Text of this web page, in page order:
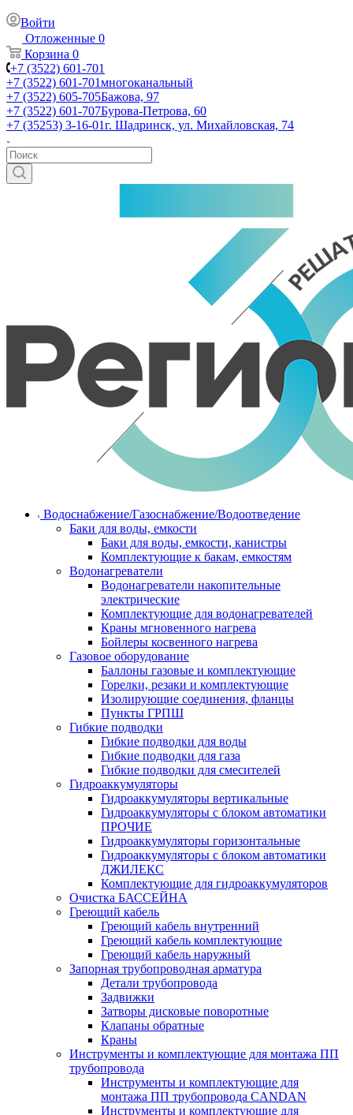
Войти
Отложенные 0
Корзина 0
+7 (3522) 601-701
+7 (3522) 601-701многоканальный
+7 (3522) 605-705Бажова, 97
+7 (3522) 601-707Бурова-Петрова, 60
+7 (35253) 3-16-01г. Шадринск, ул. Михайловская, 74
Водоснабжение/Газоснабжение/Водоотведение
Баки для воды, емкости
Баки для воды, емкости, канистры
Комплектующие к бакам, емкостям
Водонагреватели
Водонагреватели накопительные
электрические
Комплектующие для водонагревателей
Краны мгновенного нагрева
Бойлеры косвенного нагрева
Газовое оборудование
Баллоны газовые и комплектующие
Горелки, резаки и комплектующие
Изолирующие соединения, фланцы
Пункты ГРПШ
Гибкие подводки
Гибкие подводки для воды
Гибкие подводки для газа
Гибкие подводки для смесителей
Гидроаккумуляторы
Гидроаккумуляторы вертикальные
Гидроаккумуляторы с блоком автоматики
ПРОЧИЕ
Гидроаккумуляторы горизонтальные
Гидроаккумуляторы с блоком автоматики
ДЖИЛЕКС
Комплектующие для гидроаккумуляторов
Очистка БАССЕЙНА
Греющий кабель
Греющий кабель внутренний
Греющий кабель комплектующие
Греющий кабель наружный
Запорная трубопроводная арматура
Детали трубопровода
Задвижки
Затворы дисковые поворотные
Клапаны обратные
Краны
Инструменты и комплектующие для монтажа ПП
трубопровода
Инструменты и комплектующие для
монтажа ПП трубопровода CANDAN
Инструменты и комплектующие для